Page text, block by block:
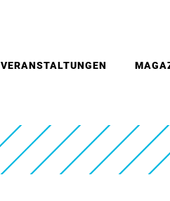
VERANSTALTUNGEN